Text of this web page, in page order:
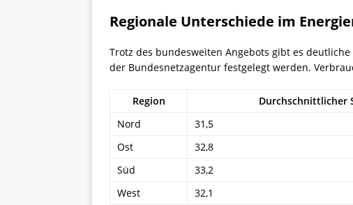
Regionale Unterschiede im
Trotz des bundesweiten Angebots gibt es
der Bundesnetzagentur festgelegt werden.
Region Durchschnittlicher
Nord
31,5
Ost
32,8
Süd
33,2
West
32,1